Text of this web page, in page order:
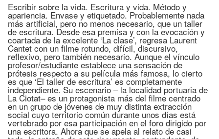
Escribir sobre la vida. Escritura y vida. Método y
apariencia. Envase y etiquetado. Probablemente nada
más artificial, pero no menos necesario, que un taller
de escritura. Desde esa premisa y con la evocación y
coartada de la excelente ‘La clase’, regresa Laurent
Cantet con un filme rotundo, difícil, discursivo,
reflexivo, pero también necesario. Aunque el vínculo
profesor/estudiante establece una sensación de
prótesis respecto a su película más famosa, lo cierto
es que ‘El taller de escritura’ es completamente
independiente. Su escenario – la localidad portuaria de
La Ciotat– es un protagonista más del filme centrado
en un grupo de jóvenes de muy distinta extracción
social cuyo territorio común durante unos días está
vertebrado por esa participación en el foro dirigido por
una escritora. Ahora que se apela al relato de casi